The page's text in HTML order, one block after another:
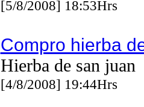
[5/8/2008] 18:53Hrs
Compro hierba
Hierba de san juan
[4/8/2008] 19:44Hrs